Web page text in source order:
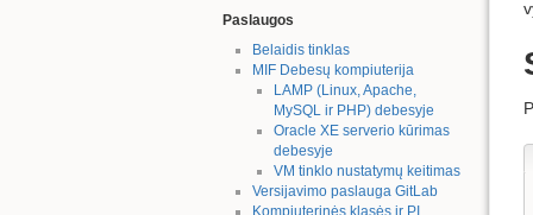
Paslaugos
Belaidis tinklas
MIF Debesų kompiuterija
LAMP (Linux, Apache,
MySQL ir PHP) debesyje
Oracle XE serverio kūrimas
debesyje
VM tinklo nustatymų keitimas
Versijavimo paslauga GitLab
Kompiuterinės klasės ir PĮ